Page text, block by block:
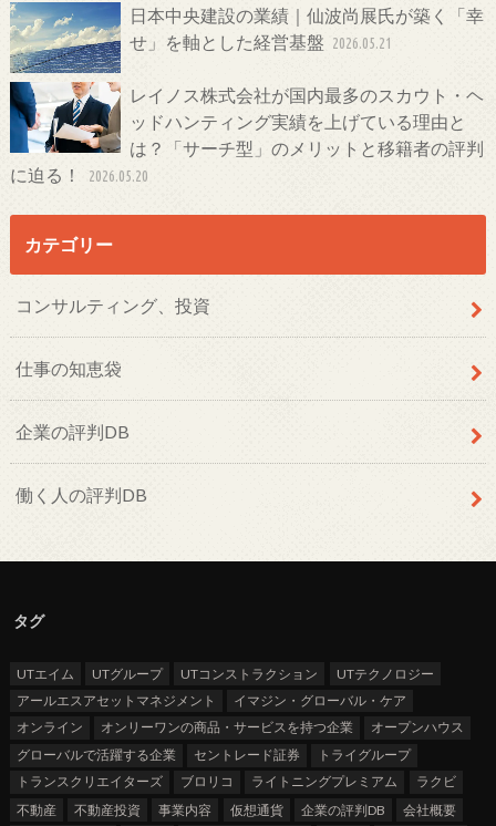
日本中央建設の業績｜仙波尚展氏が築く「幸
せ」を軸とした経営基盤 2026.05.21
レイノス株式会社が国内最多のスカウト・ヘ
ッドハンティング実績を上げている理由と
は？「サーチ型」のメリットと移籍者の評判
に迫る！
2026.05.20
カテゴリー
コンサルティング、投資
仕事の知恵袋
企業の評判DB
働く人の評判DB
タグ
UTエイム UTグループ UTコンストラクション
UTテクノロジー
アールエスアセットマネジメント
イマジン・グローバル・ケア
オンライン
オンリーワンの商品・サービスを持つ企業
オープンハウス
グローバルで活躍する企業
セントレード証券
トライグループ
トランスクリエイターズ
ブロリコ ライトニングプレミアム
ラクビ
不動産
不動産投資 事業内容 仮想通貨 企業の評判DB
会社概要